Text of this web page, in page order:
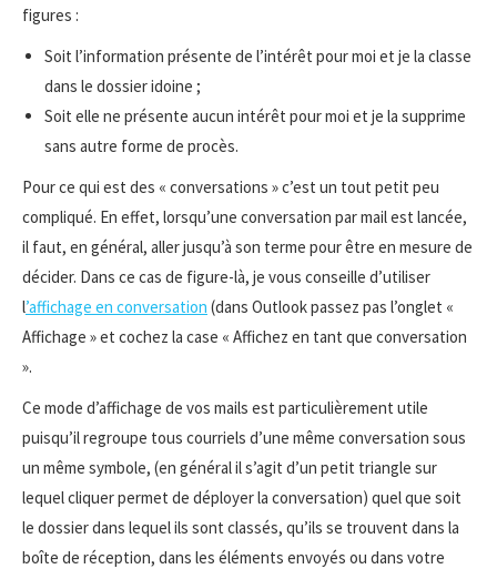
figures :
Soit l’information présente de l’intérêt pour moi et je la classe
dans le dossier idoine ;
Soit elle ne présente aucun intérêt pour moi et je la supprime
sans autre forme de procès.
Pour ce qui est des « conversations » c’est un tout petit peu
compliqué. En effet, lorsqu’une conversation par mail est lancée,
il faut, en général, aller jusqu’à son terme pour être en mesure de
décider. Dans ce cas de figure-là, je vous conseille d’utiliser
l’affichage en conversation (dans Outlook passez pas l’onglet «
Affichage » et cochez la case « Affichez en tant que conversation
».
Ce mode d’affichage de vos mails est particulièrement utile
puisqu’il regroupe tous courriels d’une même conversation sous
un même symbole, (en général il s’agit d’un petit triangle sur
lequel cliquer permet de déployer la conversation) quel que soit
le dossier dans lequel ils sont classés, qu’ils se trouvent dans la
boîte de réception, dans les éléments envoyés ou dans votre